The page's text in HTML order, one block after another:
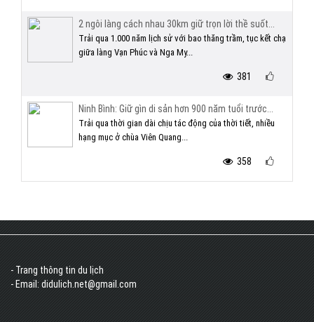
2 ngôi làng cách nhau 30km giữ trọn lời thề suốt...
Trải qua 1.000 năm lịch sử với bao thăng trầm, tục kết chạ
giữa làng Vạn Phúc và Nga My...
381
Ninh Bình: Giữ gìn di sản hơn 900 năm tuổi trước...
Trải qua thời gian dài chịu tác động của thời tiết, nhiều
hạng mục ở chùa Viên Quang...
358
- Trang thông tin du lịch
- Email: didulich.net@gmail.com